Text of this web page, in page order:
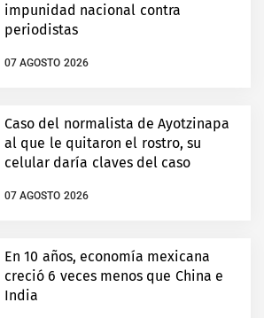
impunidad nacional contra
periodistas
07 AGOSTO 2026
Caso del normalista de Ayotzinapa
al que le quitaron el rostro, su
celular daría claves del caso
07 AGOSTO 2026
En 10 años, economía mexicana
creció 6 veces menos que China e
India